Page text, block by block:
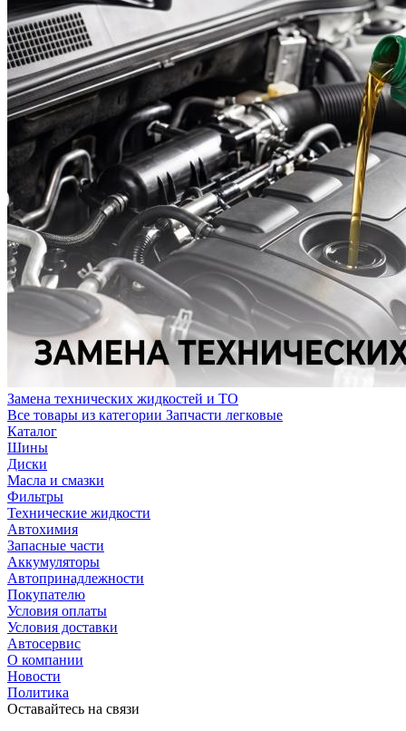
Замена технических жидкостей и ТО
Все товары из категории Запчасти легковые
Каталог
Шины
Диски
Масла и смазки
Фильтры
Технические жидкости
Автохимия
Запасные части
Аккумуляторы
Автопринадлежности
Покупателю
Условия оплаты
Условия доставки
Автосервис
О компании
Новости
Политика
Оставайтесь на связи